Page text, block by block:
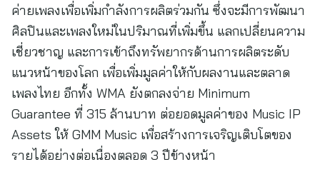
ค่ายเพลงเพื่อเพิ่มกำลังการผลิตร่วมกัน ซึ่งจะมีการพัฒนา
ศิลปินและเพลงใหม่ในปริมาณที่เพิ่มขึ้น แลกเปลี่ยนความ
เชี่ยวชาญ และการเข้าถึงทรัพยากรด้านการผลิตระดับ
แนวหน้าของโลก เพื่อเพิ่มมูลค่าให้กับผลงานและตลาด
เพลงไทย อีกทั้ง WMA ยังตกลงจ่าย Minimum
Guarantee ที่ 315 ล้านบาท ต่อยอดมูลค่าของ Music IP
Assets ให้ GMM Music เพื่อสร้างการเจริญเติบโตของ
รายได้อย่างต่อเนื่องตลอด 3 ปีข้างหน้า